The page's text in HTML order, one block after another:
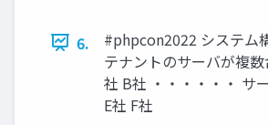
6.
#phpcon2022 システム
テナントのサーバが複数
社 B社 ・・・・・・ サ
E社 F社